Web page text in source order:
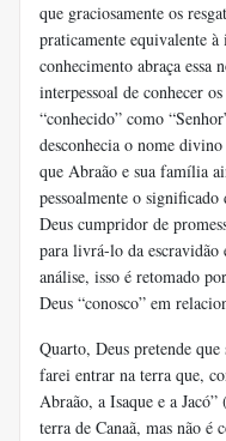
que graciosamente os
praticamente equivalente
conhecimento abraça essa
interpessoal de conhecer
“conhecido” como
desconhecia o nome
que Abraão e sua família
pessoalmente o
Deus cumpridor de
para livrá-lo da escravidão
análise, isso é retomado
Deus “conosco” em
Quarto, Deus pretende
farei entrar na terra que,
Abraão, a Isaque e a
terra de Canaã, mas não é